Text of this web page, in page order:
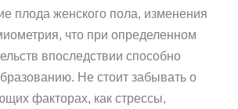
плода женского пола, изменения
что при определенном
впоследствии способно
Не стоит забывать о
факторах, как стрессы,